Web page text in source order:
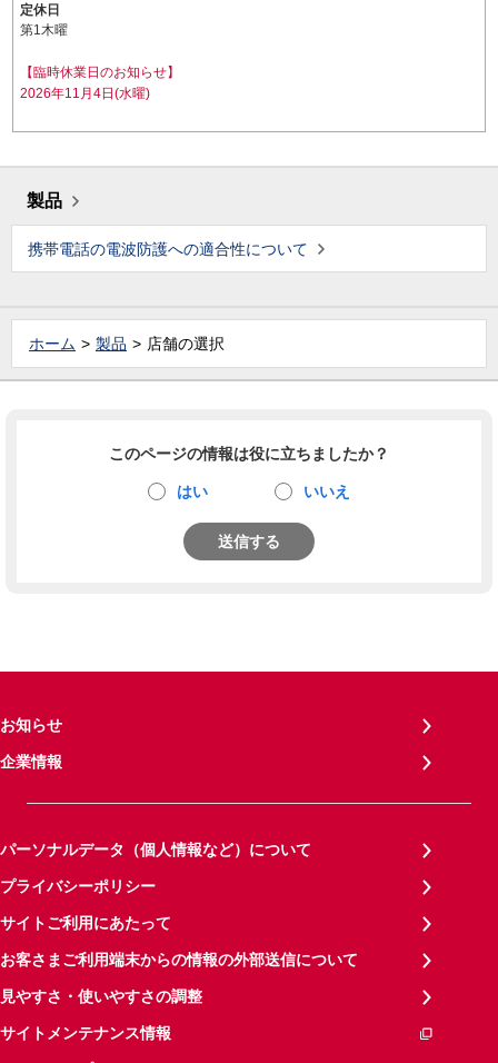
定休日
第1木曜
【臨時休業日のお知らせ】
2026年11月4日(水曜)
製品
携帯電話の電波防護への適合性について
ホーム 製品 店舗の選択
このページの情報は役に立ちましたか？
はい いいえ
送信する
お知らせ
企業情報
パーソナルデータ（個人情報など）について
プライバシーポリシー
サイトご利用にあたって
お客さまご利用端末からの情報の外部送信について
見やすさ・使いやすさの調整
サイトメンテナンス情報